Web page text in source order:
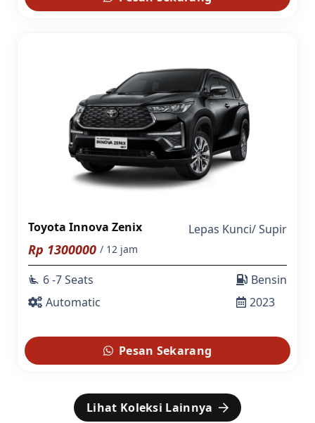
Toyota Innova Zenix Lepas Kunci/Supir
Rp 1300000 / 12 jam
airline_seat_recline_extra 6 -7 Seats
Automatic
Bensin
2023
Pesan Sekarang
Lihat Koleksi Lainnya